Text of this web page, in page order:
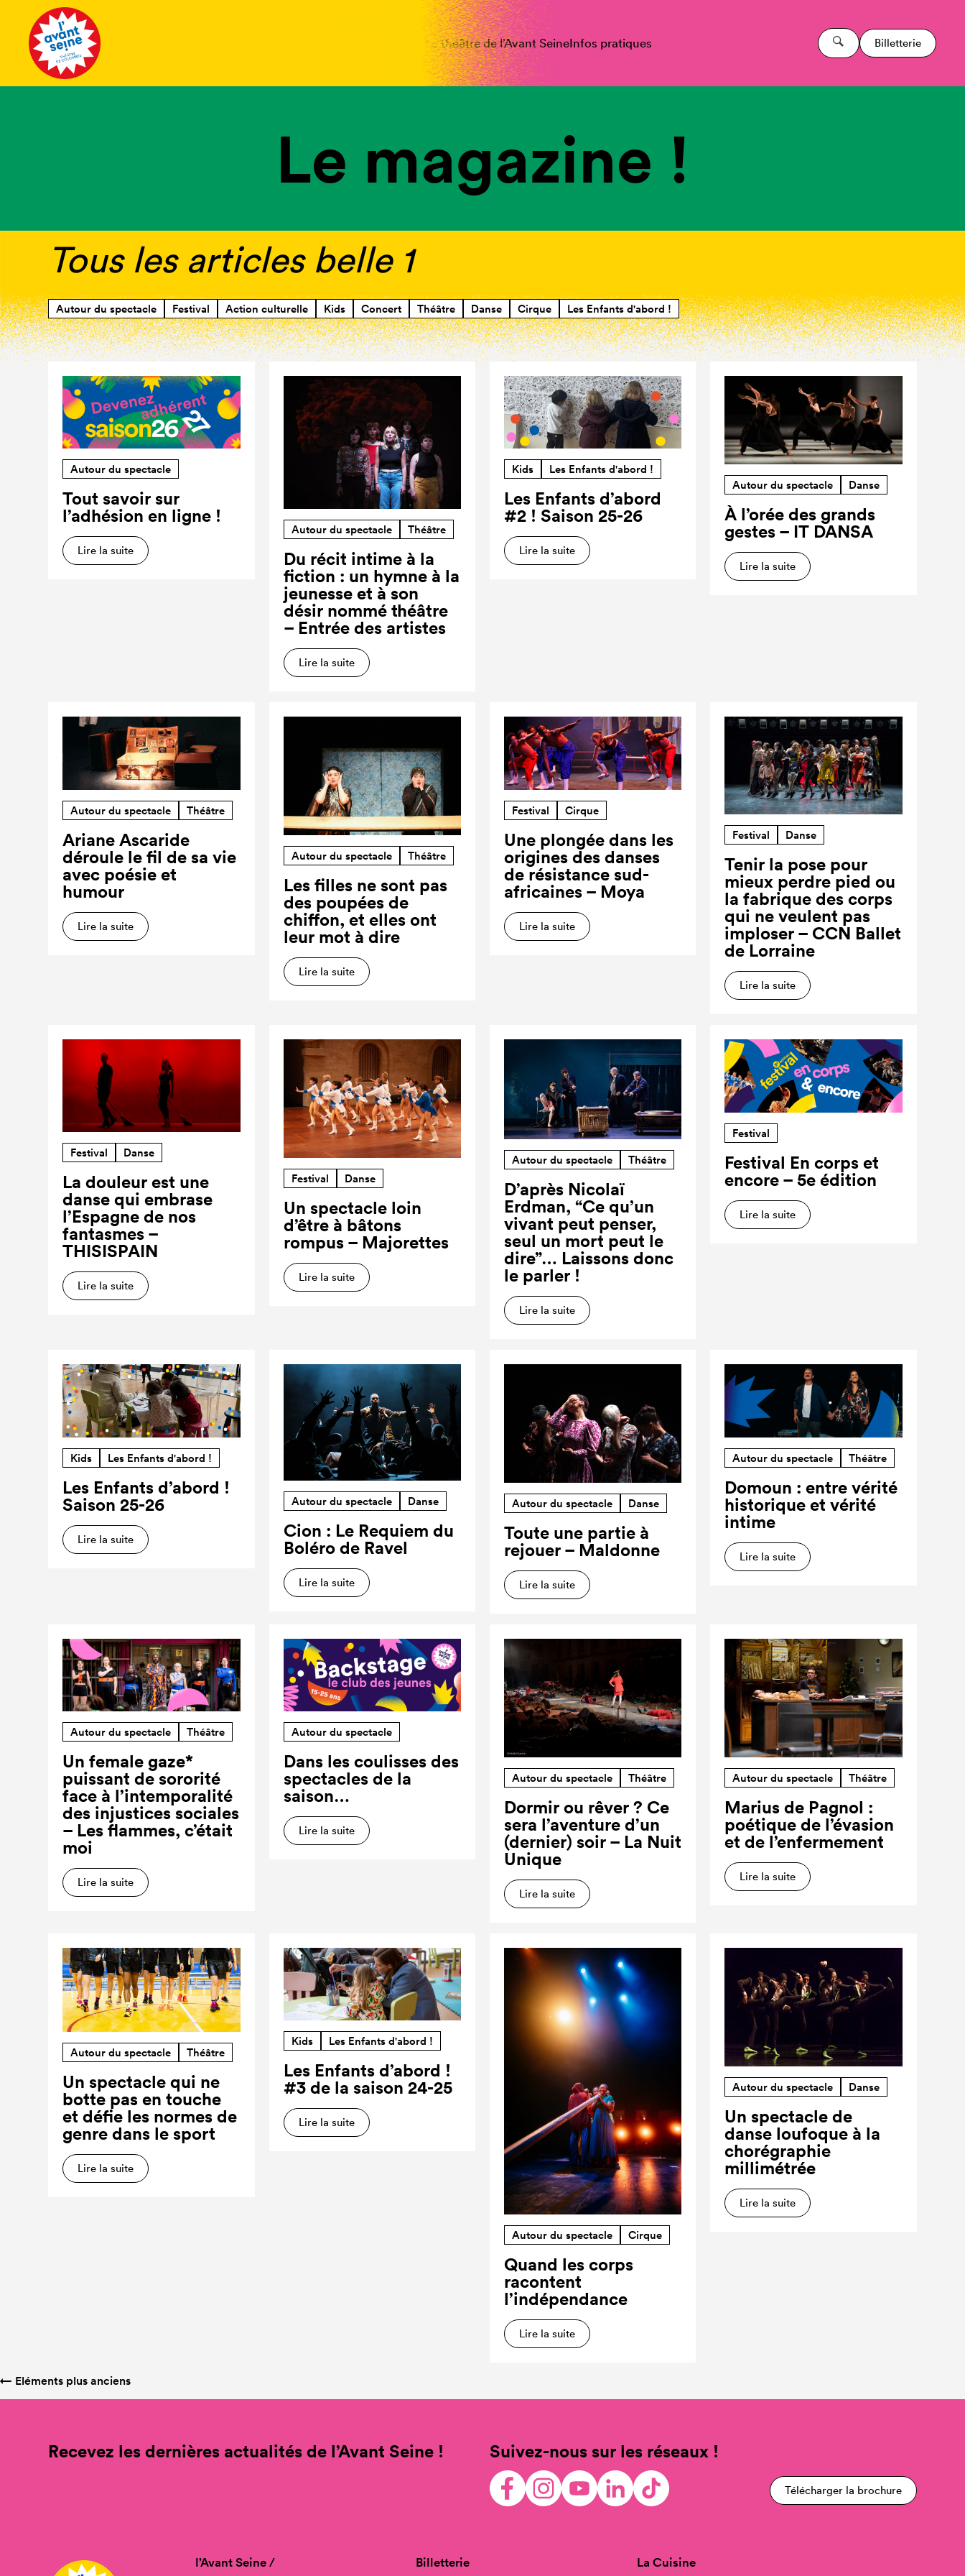
Le théâtre de l’Avant SeineInfos pratiques Billetterie
Le magazine !
Tous les articles belle 1
Autour du spectacle Festival Action culturelle Kids Concert Théâtre Danse Cirque Les Enfants d'abord !
Autour du spectacle
Tout savoir sur
l’adhésion en ligne !
Lire la suite
Autour du spectacle Théâtre
Du récit intime à la
fiction : un hymne à la
jeunesse et à son
désir nommé théâtre
– Entrée des artistes
Lire la suite
Kids Les Enfants d'abord !
Les Enfants d’abord
#2 ! Saison 25-26
Lire la suite
Autour du spectacle Danse
À l’orée des grands
gestes – IT DANSA
Lire la suite
Autour du spectacle Théâtre
Ariane Ascaride
déroule le fil de sa vie
avec poésie et
humour
Lire la suite
Autour du spectacle Théâtre
Les filles ne sont pas
des poupées de
chiffon, et elles ont
leur mot à dire
Lire la suite
Festival Cirque
Une plongée dans les
origines des danses
de résistance sud-
africaines – Moya
Lire la suite
Festival Danse
Tenir la pose pour
mieux perdre pied ou
la fabrique des corps
qui ne veulent pas
imploser – CCN Ballet
de Lorraine
Lire la suite
Festival Danse
La douleur est une
danse qui embrase
l’Espagne de nos
fantasmes –
THISISPAIN
Lire la suite
Festival Danse
Un spectacle loin
d’être à bâtons
rompus – Majorettes
Lire la suite
Autour du spectacle Théâtre
D’après Nicolaï
Erdman, “Ce qu’un
vivant peut penser,
seul un mort peut le
dire”… Laissons donc
le parler !
Lire la suite
Festival
Festival En corps et
encore – 5e édition
Lire la suite
Kids Les Enfants d'abord !
Les Enfants d’abord !
Saison 25-26
Lire la suite
Autour du spectacle Danse
Cion : Le Requiem du
Boléro de Ravel
Lire la suite
Autour du spectacle Danse
Toute une partie à
rejouer – Maldonne
Lire la suite
Autour du spectacle Théâtre
Domoun : entre vérité
historique et vérité
intime
Lire la suite
Autour du spectacle Théâtre
Un female gaze*
puissant de sororité
face à l’intemporalité
des injustices sociales
– Les flammes, c’était
moi
Lire la suite
Autour du spectacle
Dans les coulisses des
spectacles de la
saison…
Lire la suite
Autour du spectacle Théâtre
Dormir ou rêver ? Ce
sera l’aventure d’un
(dernier) soir – La Nuit
Unique
Lire la suite
Autour du spectacle Théâtre
Marius de Pagnol :
poétique de l’évasion
et de l’enfermement
Lire la suite
Autour du spectacle Théâtre
Un spectacle qui ne
botte pas en touche
et défie les normes de
genre dans le sport
Lire la suite
Kids Les Enfants d'abord !
Les Enfants d’abord !
#3 de la saison 24-25
Lire la suite
Autour du spectacle Cirque
Quand les corps
racontent
l’indépendance
Lire la suite
Autour du spectacle Danse
Un spectacle de
danse loufoque à la
chorégraphie
millimétrée
Lire la suite
← Eléments plus anciens
Recevez les dernières actualités de l’Avant Seine ! Suivez-nous sur les réseaux !
Télécharger la brochure
l’Avant Seine /
Billetterie
La Cuisine